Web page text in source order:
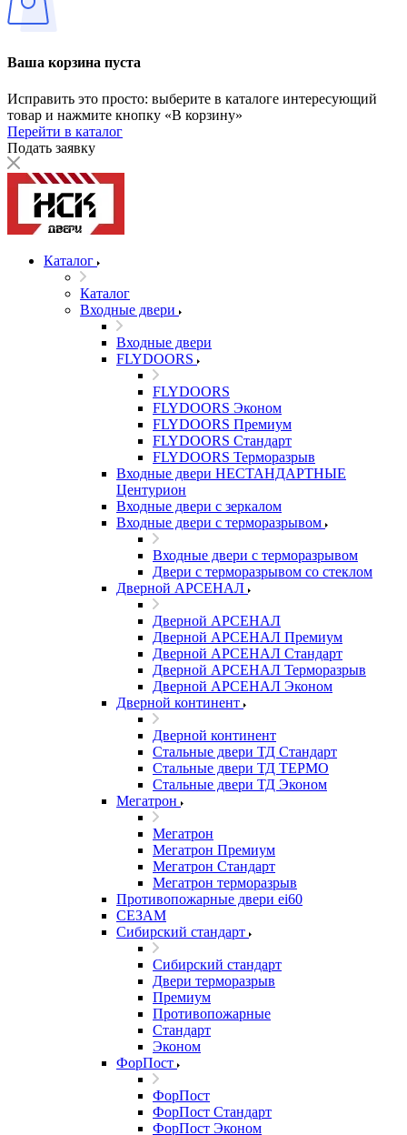
Ваша корзина пуста
Исправить это просто: выберите в каталоге интересующий
товар и нажмите кнопку «В корзину»
Перейти в каталог
Подать заявку
Каталог
Каталог
Входные двери
Входные двери
FLYDOORS
FLYDOORS
FLYDOORS Эконом
FLYDOORS Премиум
FLYDOORS Стандарт
FLYDOORS Терморазрыв
Входные двери НЕСТАНДАРТНЫЕ
Центурион
Входные двери с зеркалом
Входные двери с терморазрывом
Входные двери с терморазрывом
Двери с терморазрывом со стеклом
Дверной АРСЕНАЛ
Дверной АРСЕНАЛ
Дверной АРСЕНАЛ Премиум
Дверной АРСЕНАЛ Стандарт
Дверной АРСЕНАЛ Терморазрыв
Дверной АРСЕНАЛ Эконом
Дверной континент
Дверной континент
Стальные двери ТД Стандарт
Стальные двери ТД ТЕРМО
Стальные двери ТД Эконом
Мегатрон
Мегатрон
Мегатрон Премиум
Мегатрон Стандарт
Мегатрон терморазрыв
Противопожарные двери ei60
СЕЗАМ
Сибирский стандарт
Сибирский стандарт
Двери терморазрыв
Премиум
Противопожарные
Стандарт
Эконом
ФорПост
ФорПост
ФорПост Стандарт
ФорПост Эконом